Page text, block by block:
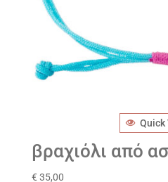
Quick
βραχιόλι από
€ 35,00